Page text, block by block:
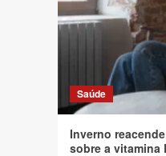
Saúde
Inverno
sobre a vitamina